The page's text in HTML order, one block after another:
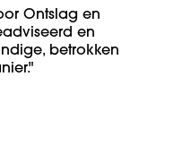
Ontslag en
en
betrokken